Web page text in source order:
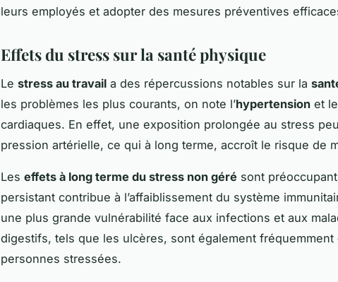
leurs employés et adopter des mesures préventives
Effets du stress sur la santé physique
Le stress au travail a des répercussions notables sur la
les problèmes les plus courants, on note l’hypertension et
cardiaques. En effet, une exposition prolongée au stress
pression artérielle, ce qui à long terme, accroît le risque de
Les effets à long terme du stress non géré sont
persistant contribue à l’affaiblissement du système
une plus grande vulnérabilité face aux infections et aux
digestifs, tels que les ulcères, sont également
personnes stressées.